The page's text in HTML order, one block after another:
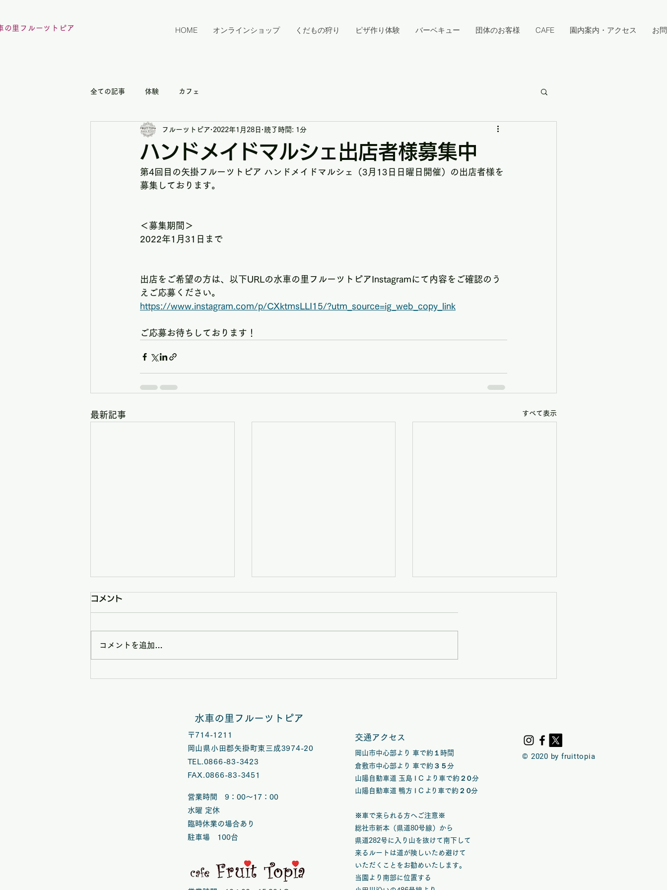
の里フルーツトピア HOME オンラインショップ くだもの狩り ピザ作り体験 バーベキュー 団体のお客様 CAFE 園内案内・アクセス お
全ての記事 体験 カフェ
ハンドメイドマルシェ出店者様募集中
フルーツトピア 2022年1月28日 読了時間: 1分
第4回目の矢掛フルーツトピア ハンドメイドマルシェ（3月13日日曜日開催）の出店者様を
募集しております。
＜募集期間＞
2022年1月31日まで
出店をご希望の方は、以下URLの水車の里フルーツトピアInstagramにて内容をご確認のう
えご応募ください。
https://www.instagram.com/p/CXktmsLLI15/?utm_source=ig_web_copy_link
ご応募お待ちしております！
最新記事 すべて表示
7/25（土）水車の里フルー
映会 in 矢掛、マルシェ開
8/9(日)は矢掛フルーツトピ
みスペシャルVOL.58開催
7/5(日)は矢掛フルーツトピ
コメント
コメントを追加…
水車の里フルーツトピア
〒714-1211
岡山県小田郡矢掛町東三成3974-20
TEL.0866-83-3423
FAX.0866-83-3451
営業時間 9：00～17：00
水曜 定休
臨時休業の場合あり
​駐車場 100台
交通アクセス
岡山市中心部より 車で約１時間
倉敷市中心部より 車で約３５分
山陽自動車道 玉島 I C よ り車で約 ２０​分
山陽自動車道 鴨方 I Cよ り車で約 ２０​分​
※車で来られる方へご注意※
総社市新本（県道80号線）から
県道282号に入り山を抜けて南下して
来るルートは道が険しいため避けて
いただくことをお勧めいたします。
当園より南部に位置する
© 2020 by fruittopia